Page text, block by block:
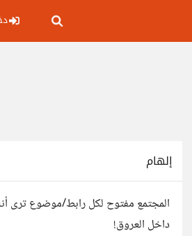
إلهام
المجتمع مفتوح لكل رابط/موضوع ترى
داخل العروق!